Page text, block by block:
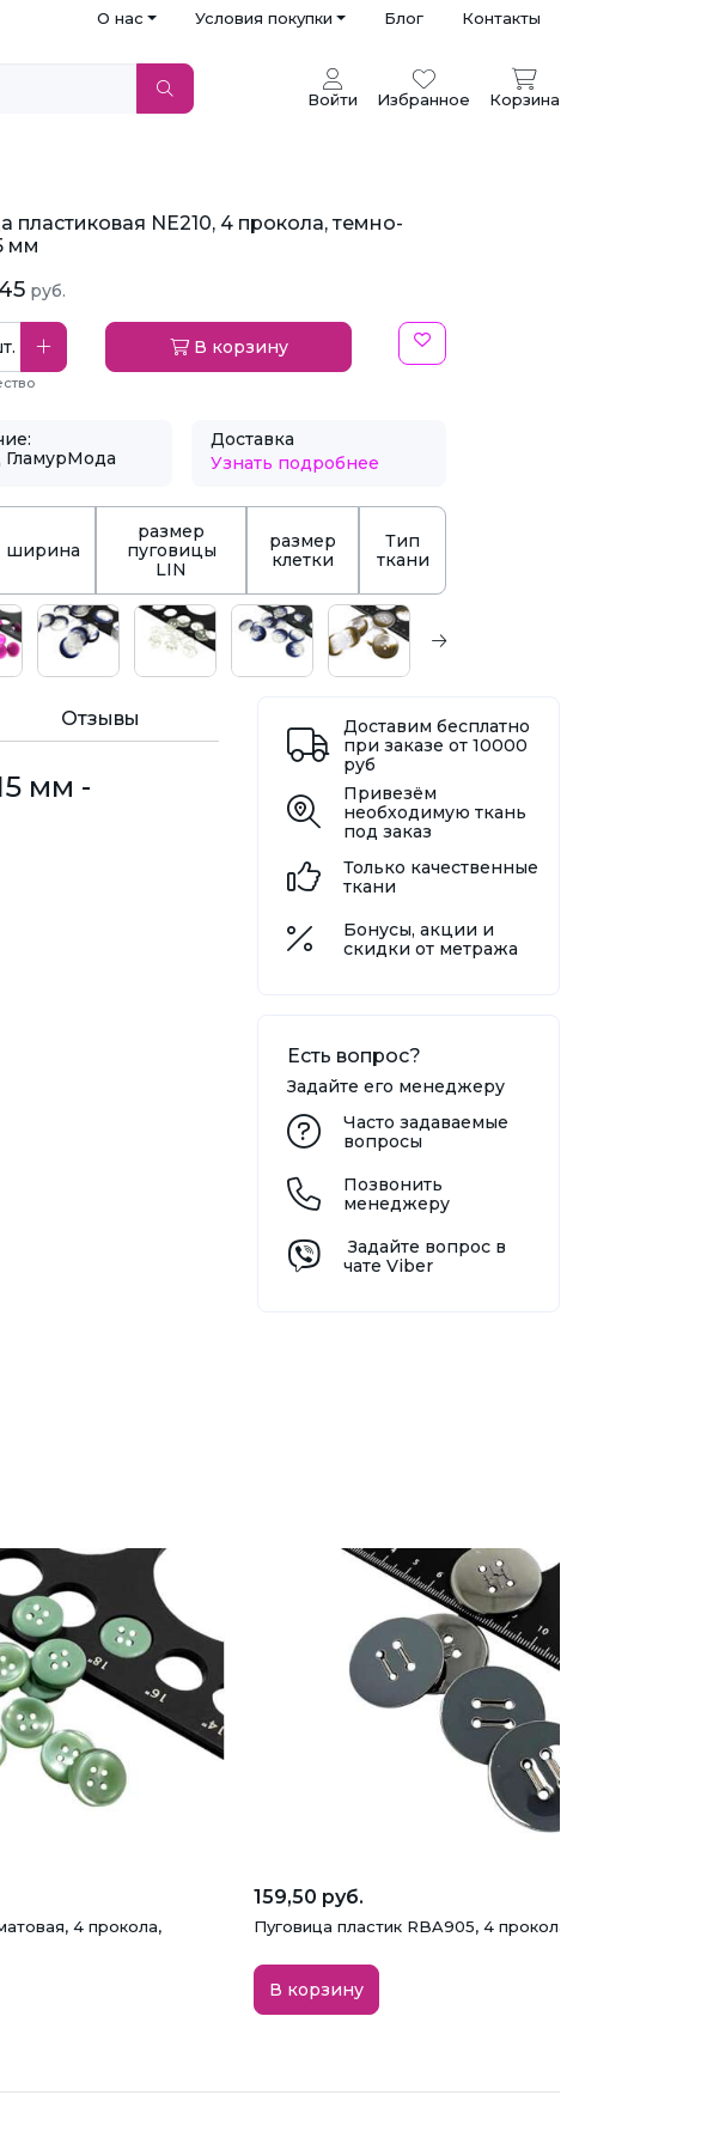
О нас Условия покупки Блог Контакты
Войти Избранное Корзина
пластиковая NE210, 4 прокола, темно-
мм
руб.
В корзину
ГламурМода
Доставка
Узнать подробнее
ширина
размер
пуговицы
LIN
размер
клетки
Тип
ткани
Отзывы
мм -
Доставим бесплатно
при заказе от 10000
руб
Привезём
необходимую ткань
под заказ
Только качественные
ткани
Бонусы, акции и
скидки от метража
Есть вопрос?
Задайте его менеджеру
Часто задаваемые
вопросы
Позвонить
менеджеру
Задайте вопрос в
чате Viber
4 прокола,
159,50 руб.
Пуговица пластик RBA905, 4 прокола, серая, 30 мм
В корзину